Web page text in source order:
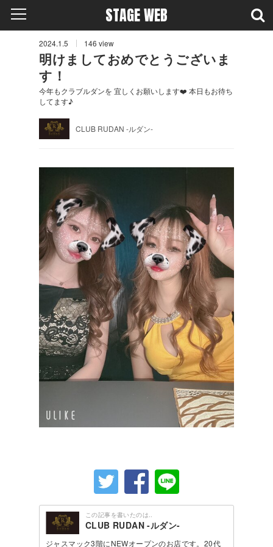
STAGE WEB
2024.1.5 146 view
明けましておめでとうございま
す！
今年もクラブルダンを 宜しくお願いします❤️ 本日もお待ち
してます♪
CLUB RUDAN -ルダン-
この記事を書いたのは..
CLUB RUDAN -ルダン-
ジャスマック3階にNEWオープンのお店です。20代